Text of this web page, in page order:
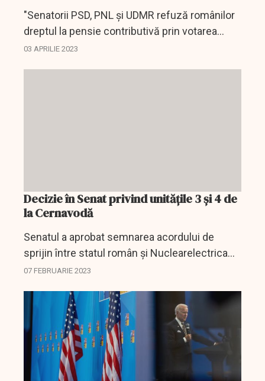
"Senatorii PSD, PNL şi UDMR refuză românilor
dreptul la pensie contributivă prin votarea
împotriva legii USR de prelungire a termenului
03 APRILIE 2023
Decizie în Senat privind unităţile 3 şi 4 de
la Cernavodă
Senatul a aprobat semnarea acordului de
sprijin între statul român şi Nuclearelectrica
pentru unităţile 3 şi 4 de la Cernavodă.
07 FEBRUARIE 2023